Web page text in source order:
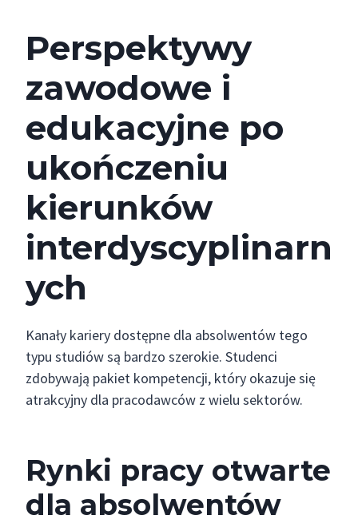
Perspektywy
zawodowe i
edukacyjne po
ukończeniu
kierunków
interdyscyplinarn
ych
Kanały kariery dostępne dla absolwentów tego
typu studiów są bardzo szerokie. Studenci
zdobywają pakiet kompetencji, który okazuje się
atrakcyjny dla pracodawców z wielu sektorów.
Rynki pracy otwarte
dla absolwentów